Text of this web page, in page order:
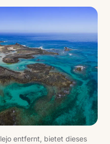
entfernt, bietet dieses